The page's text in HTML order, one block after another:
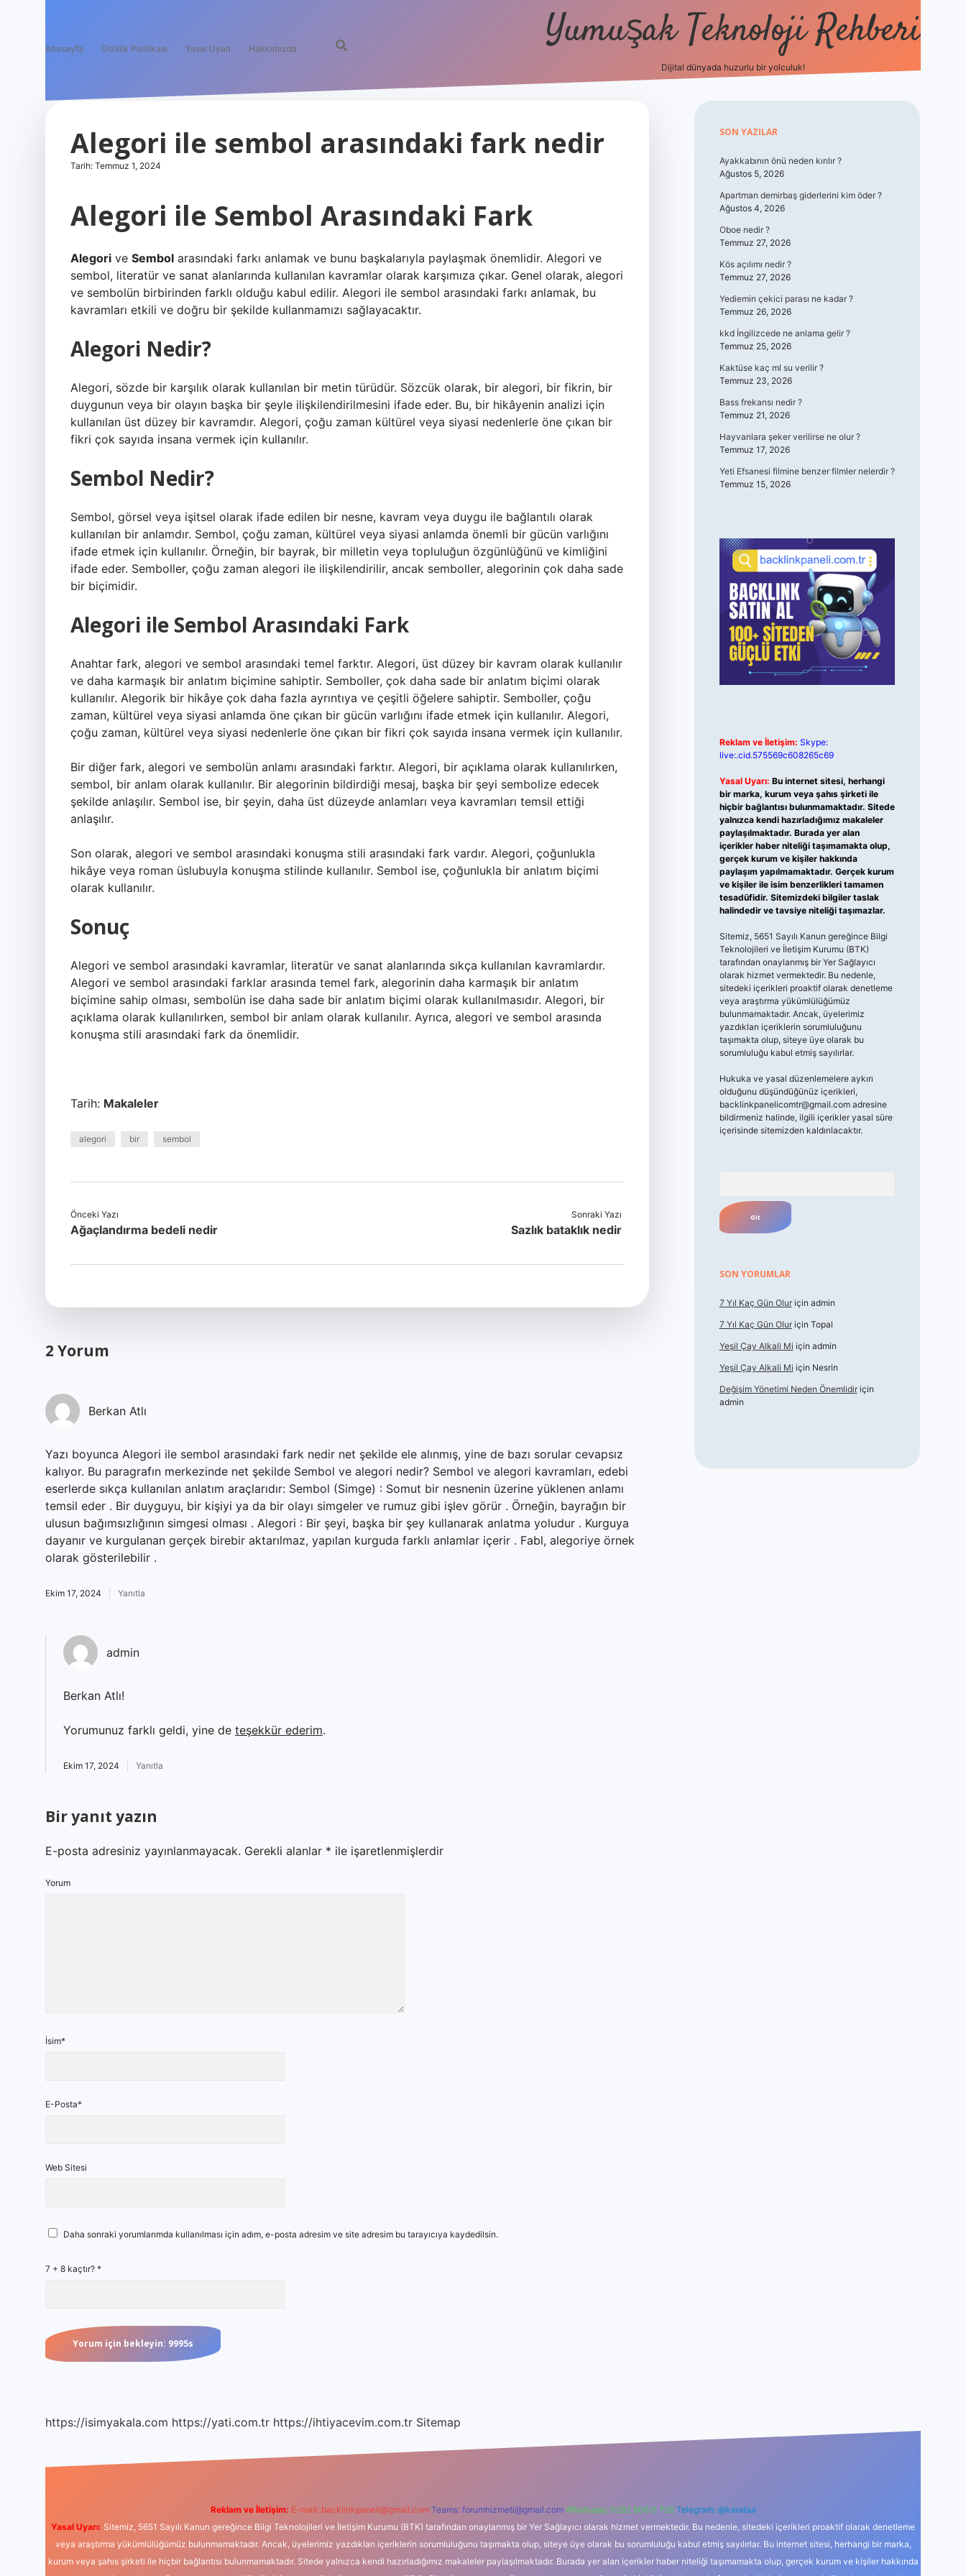
Anasayfa Gizlilik Politikası Yasal Uyarı Hakkımızda Yumuşak Teknoloji Rehberi
Dijital dünyada huzurlu bir yolculuk!
Alegori ile sembol arasındaki fark nedir
Tarih: Temmuz 1, 2024
Alegori ile Sembol Arasındaki Fark
Alegori ve Sembol arasındaki farkı anlamak ve bunu başkalarıyla paylaşmak önemlidir. Alegori ve
sembol, literatür ve sanat alanlarında kullanılan kavramlar olarak karşımıza çıkar. Genel olarak, alegori
ve sembolün birbirinden farklı olduğu kabul edilir. Alegori ile sembol arasındaki farkı anlamak, bu
kavramları etkili ve doğru bir şekilde kullanmamızı sağlayacaktır.
Alegori Nedir?
Alegori, sözde bir karşılık olarak kullanılan bir metin türüdür. Sözcük olarak, bir alegori, bir fikrin, bir
duygunun veya bir olayın başka bir şeyle ilişkilendirilmesini ifade eder. Bu, bir hikâyenin analizi için
kullanılan üst düzey bir kavramdır. Alegori, çoğu zaman kültürel veya siyasi nedenlerle öne çıkan bir
fikri çok sayıda insana vermek için kullanılır.
Sembol Nedir?
Sembol, görsel veya işitsel olarak ifade edilen bir nesne, kavram veya duygu ile bağlantılı olarak
kullanılan bir anlamdır. Sembol, çoğu zaman, kültürel veya siyasi anlamda önemli bir gücün varlığını
ifade etmek için kullanılır. Örneğin, bir bayrak, bir milletin veya topluluğun özgünlüğünü ve kimliğini
ifade eder. Semboller, çoğu zaman alegori ile ilişkilendirilir, ancak semboller, alegorinin çok daha sade
bir biçimidir.
Alegori ile Sembol Arasındaki Fark
Anahtar fark, alegori ve sembol arasındaki temel farktır. Alegori, üst düzey bir kavram olarak kullanılır
ve daha karmaşık bir anlatım biçimine sahiptir. Semboller, çok daha sade bir anlatım biçimi olarak
kullanılır. Alegorik bir hikâye çok daha fazla ayrıntıya ve çeşitli öğelere sahiptir. Semboller, çoğu
zaman, kültürel veya siyasi anlamda öne çıkan bir gücün varlığını ifade etmek için kullanılır. Alegori,
çoğu zaman, kültürel veya siyasi nedenlerle öne çıkan bir fikri çok sayıda insana vermek için kullanılır.
Bir diğer fark, alegori ve sembolün anlamı arasındaki farktır. Alegori, bir açıklama olarak kullanılırken,
sembol, bir anlam olarak kullanılır. Bir alegorinin bildirdiği mesaj, başka bir şeyi sembolize edecek
şekilde anlaşılır. Sembol ise, bir şeyin, daha üst düzeyde anlamları veya kavramları temsil ettiği
anlaşılır.
Son olarak, alegori ve sembol arasındaki konuşma stili arasındaki fark vardır. Alegori, çoğunlukla
hikâye veya roman üslubuyla konuşma stilinde kullanılır. Sembol ise, çoğunlukla bir anlatım biçimi
olarak kullanılır.
Sonuç
Alegori ve sembol arasındaki kavramlar, literatür ve sanat alanlarında sıkça kullanılan kavramlardır.
Alegori ve sembol arasındaki farklar arasında temel fark, alegorinin daha karmaşık bir anlatım
biçimine sahip olması, sembolün ise daha sade bir anlatım biçimi olarak kullanılmasıdır. Alegori, bir
açıklama olarak kullanılırken, sembol bir anlam olarak kullanılır. Ayrıca, alegori ve sembol arasında
konuşma stili arasındaki fark da önemlidir.
Tarih: Makaleler
alegori bir sembol
Önceki Yazı
Ağaçlandırma bedeli nedir
Sonraki Yazı
Sazlık bataklık nedir
2 Yorum
Berkan Atlı
Yazı boyunca Alegori ile sembol arasındaki fark nedir net şekilde ele alınmış, yine de bazı sorular cevapsız
kalıyor. Bu paragrafın merkezinde net şekilde Sembol ve alegori nedir? Sembol ve alegori kavramları, edebi
eserlerde sıkça kullanılan anlatım araçlarıdır: Sembol (Simge) : Somut bir nesnenin üzerine yüklenen anlamı
temsil eder . Bir duyguyu, bir kişiyi ya da bir olayı simgeler ve rumuz gibi işlev görür . Örneğin, bayrağın bir
ulusun bağımsızlığının simgesi olması . Alegori : Bir şeyi, başka bir şey kullanarak anlatma yoludur . Kurguya
dayanır ve kurgulanan gerçek birebir aktarılmaz, yapılan kurguda farklı anlamlar içerir . Fabl, alegoriye örnek
olarak gösterilebilir .
Ekim 17, 2024 Yanıtla
admin
Berkan Atlı!
Yorumunuz farklı geldi, yine de teşekkür ederim.
Ekim 17, 2024 Yanıtla
Bir yanıt yazın
E-posta adresiniz yayınlanmayacak. Gerekli alanlar * ile işaretlenmişlerdir
Yorum
İsim*
E-Posta*
Web Sitesi
Daha sonraki yorumlarımda kullanılması için adım, e-posta adresim ve site adresim bu tarayıcıya kaydedilsin.
7 + 8 kaçtır? *
https://isimyakala.com https://yati.com.tr https://ihtiyacevim.com.tr Sitemap
Sidebar
SON YAZILAR
Ayakkabının önü neden kırılır ?
Ağustos 5, 2026
Apartman demirbaş giderlerini kim öder ?
Ağustos 4, 2026
Oboe nedir ?
Temmuz 27, 2026
Kös açılımı nedir ?
Temmuz 27, 2026
Yediemin çekici parası ne kadar ?
Temmuz 26, 2026
kkd İngilizcede ne anlama gelir ?
Temmuz 25, 2026
Kaktüse kaç ml su verilir ?
Temmuz 23, 2026
Bass frekansı nedir ?
Temmuz 21, 2026
Hayvanlara şeker verilirse ne olur ?
Temmuz 17, 2026
Yeti Efsanesi filmine benzer filmler nelerdir ?
Temmuz 15, 2026
Reklam ve İletişim: Skype:
live:.cid.575569c608265c69
Yasal Uyarı: Bu internet sitesi, herhangi
bir marka, kurum veya şahıs şirketi ile
hiçbir bağlantısı bulunmamaktadır. Sitede
yalnızca kendi hazırladığımız makaleler
paylaşılmaktadır. Burada yer alan
içerikler haber niteliği taşımamakta olup,
gerçek kurum ve kişiler hakkında
paylaşım yapılmamaktadır. Gerçek kurum
ve kişiler ile isim benzerlikleri tamamen
tesadüfidir. Sitemizdeki bilgiler taslak
halindedir ve tavsiye niteliği taşımazlar.
Sitemiz, 5651 Sayılı Kanun gereğince Bilgi
Teknolojileri ve İletişim Kurumu (BTK)
tarafından onaylanmış bir Yer Sağlayıcı
olarak hizmet vermektedir. Bu nedenle,
sitedeki içerikleri proaktif olarak denetleme
veya araştırma yükümlülüğümüz
bulunmamaktadır. Ancak, üyelerimiz
yazdıkları içeriklerin sorumluluğunu
taşımakta olup, siteye üye olarak bu
sorumluluğu kabul etmiş sayılırlar.
Hukuka ve yasal düzenlemelere aykırı
olduğunu düşündüğünüz içerikleri,
backlinkpanelicomtr@gmail.comadresine
bildirmeniz halinde, ilgili içerikler yasal süre
içerisinde sitemizden kaldırılacaktır.
SON YORUMLAR
7 Yıl Kaç Gün Oluriçin admin
7 Yıl Kaç Gün Oluriçin Topal
Yeşil Çay Alkali Mi için admin
Yeşil Çay Alkali Mi için Nesrin
Değişim Yönetimi Neden Önemlidiriçin
admin
Reklam ve İletişim: E-mail: backlinkpaneli@gmail.com Teams: forumhizmeti@gmail.com Whatsapp: 0262 606 0 726 Telegram: @karabul
Yasal Uyarı: Sitemiz, 5651 Sayılı Kanun gereğince Bilgi Teknolojileri ve İletişim Kurumu (BTK) tarafından onaylanmış bir Yer Sağlayıcı olarak hizmet vermektedir. Bu nedenle, sitedeki içerikleri proaktif olarak denetleme
veya araştırma yükümlülüğümüz bulunmamaktadır. Ancak, üyelerimiz yazdıkları içeriklerin sorumluluğunu taşımakta olup, siteye üye olarak bu sorumluluğu kabul etmiş sayılırlar. Bu internet sitesi, herhangi bir marka,
kurum veya şahıs şirketi ile hiçbir bağlantısı bulunmamaktadır. Sitede yalnızca kendi hazırladığımız makaleler paylaşılmaktadır. Burada yer alan içerikler haber niteliği taşımamakta olup, gerçek kurum ve kişiler hakkında